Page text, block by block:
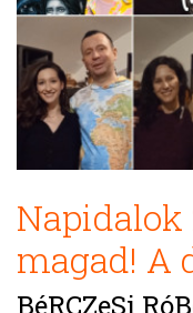
Napidalok
magad! A
BéRCZeSi